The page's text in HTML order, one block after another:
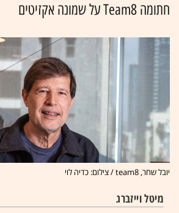
חתומה Team8 על שמונה אקזיטים
יובל שחר, team8 / צילום: כדיה לוי
מיטל וייזברג